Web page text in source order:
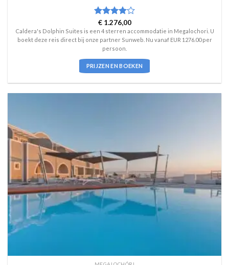
Waardering
4uit 5
€1.276,00
Caldera's Dolphin Suites is een 4 sterren accommodatie in Megalochori. U
boekt deze reis direct bij onze partner Sunweb. Nu vanaf EUR 1276.00 per
persoon.
PRIJZEN EN BOEKEN